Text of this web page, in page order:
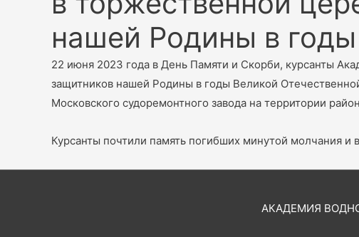
нашей Родины в
22 июня 2023 года в День Памяти и Скорби, курсанты
защитников нашей Родины в годы Великой
Московского судоремонтного завода на территории
Курсанты почтили память погибших минутой молчания
АКАДЕМИЯ